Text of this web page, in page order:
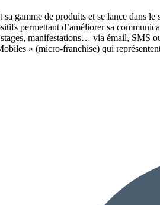
gamme de produits et se lance dans
permettant d’améliorer sa
manifestations… via émail, SMS
» (micro-franchise) qui